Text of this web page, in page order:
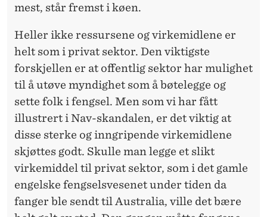
mest, står fremst i køen.
Heller ikke ressursene og virkemidlene er
helt som i privat sektor. Den viktigste
forskjellen er at offentlig sektor har mulighet
til å utøve myndighet som å bøtelegge og
sette folk i fengsel. Men som vi har fått
illustrert i Nav-skandalen, er det viktig at
disse sterke og inngripende virkemidlene
skjøttes godt. Skulle man legge et slikt
virkemiddel til privat sektor, som i det gamle
engelske fengselsvesenet under tiden da
fanger ble sendt til Australia, ville det bære